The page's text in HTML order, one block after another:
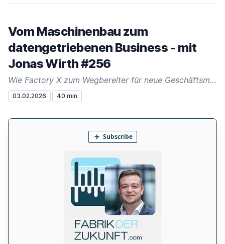
Vom Maschinenbau zum
datengetriebenen Business - mit
Jonas Wirth #256
Wie Factory X zum Wegbereiter für neue Geschäftsmodelle wird.
03.02.2026 40 min